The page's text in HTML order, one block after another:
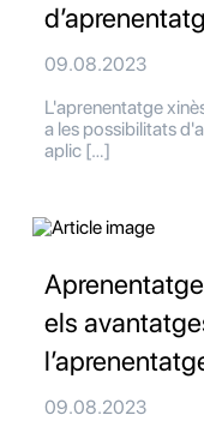
09.08.2023
L'aprenentatge
a les possibilitats
aplic […]
els
09.08.2023